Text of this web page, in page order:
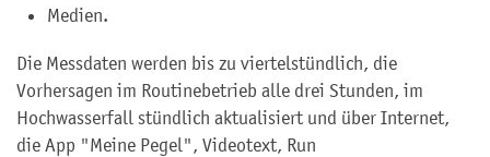
Medien.
Die Messdaten werden bis zu viertelstündlich, die
Vorhersagen im Routinebetrieb alle drei Stunden, im
Hochwasserfall stündlich aktualisiert und über Internet,
die App "Meine Pegel", Videotext, Run